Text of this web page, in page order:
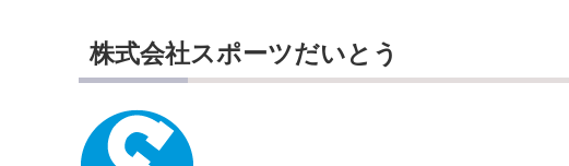
株式会社スポーツだいとう